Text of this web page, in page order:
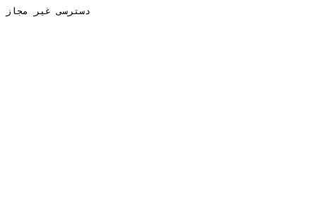
دسترسی غیر مجاز